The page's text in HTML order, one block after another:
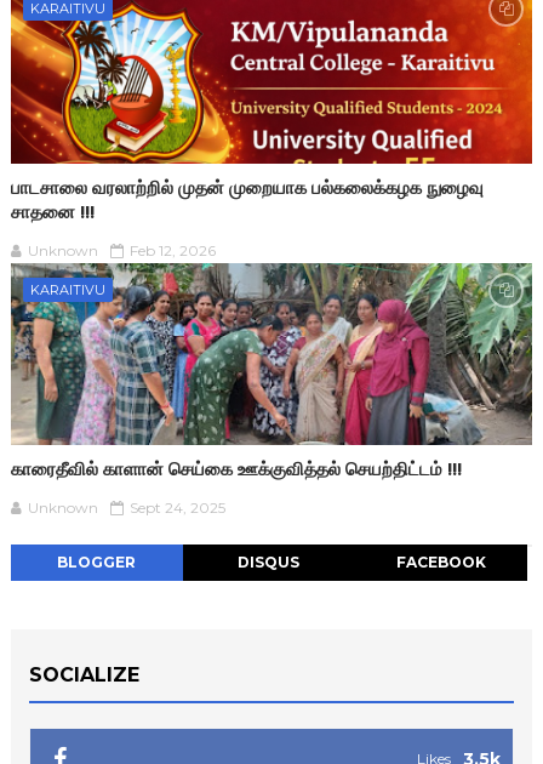
KARAITIVU
பாடசாலை வரலாற்றில் முதன் முறையாக பல்கலைக்கழக நுழைவு
சாதனை !!!
Unknown Feb 12, 2026
KARAITIVU
காரைதீவில் காளான் செய்கை ஊக்குவித்தல் செயற்திட்டம் !!!
Unknown Sept 24, 2025
BLOGGER DISQUS FACEBOOK
SOCIALIZE
3.5k
Likes